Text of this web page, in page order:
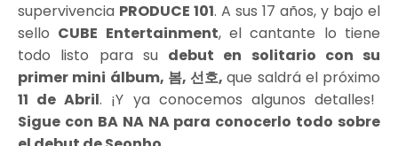
supervivencia PRODUCE 101. A sus 17 años, y bajo el
sello CUBE Entertainment, el cantante lo tiene
todo listo para su debut en solitario con su
primer mini álbum, 봄, 선호,que saldrá el próximo
11 de Abril. ¡Y ya conocemos algunos detalles!
Sigue con BA NA NA para conocerlo todo sobre